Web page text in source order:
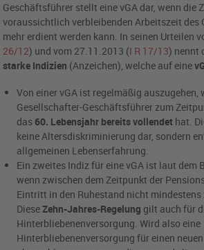
Geschäftsführer stellt eine vGA dar, wenn die
voraussichtlich verbleibenden Arbeitszeit des
mehr erdient werden kann. In seinen Urteilen
26/12) und vom 27.11.2013 (I R 17/13) nennt
starke Indizien (Anzeichen), welche auf eine
Von einer vGA ist regelmäßig auszugehen,
Gesellschafter-Geschäftsführer zum
das 60. Lebensjahr bereits vollendet hat.
keine Altersdiskriminierung dar, sondern
allgemeinen Lebenserfahrung.
Ein zweites Indiz für eine vGA ist laut dem
wenn zwischen dem Zeitpunkt der
Eintritt in den Ruhestand nicht mindestens
DieseZehn-Jahres-Regelung gilt auch für
Hinterbliebenenversorgung. Wird also eine
Hinterbliebenenversorgung für einen